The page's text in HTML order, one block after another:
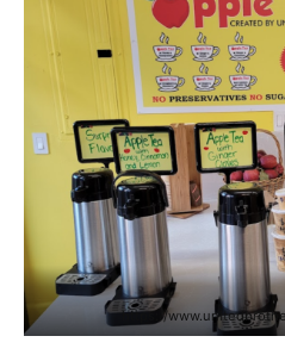
https://